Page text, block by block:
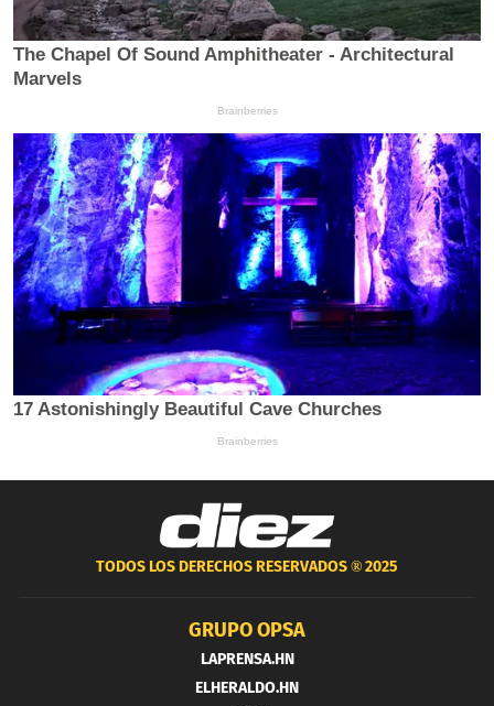
TODOS LOS DERECHOS RESERVADOS ®2025
GRUPO OPSA
LAPRENSA.HN
ELHERALDO.HN